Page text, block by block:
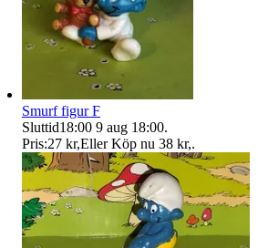
Smurf figur F
Sluttid18:00 9 aug 18:00.
Pris:27 kr,Eller Köp nu 38 kr,.